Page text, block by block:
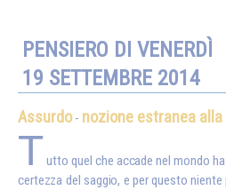
PENSIERO DI VENERDÌ
19 SETTEMBRE 2014
Assurdo- nozione estranea
Tutto quel che accade nel mondo
certezza del saggio, e per questo